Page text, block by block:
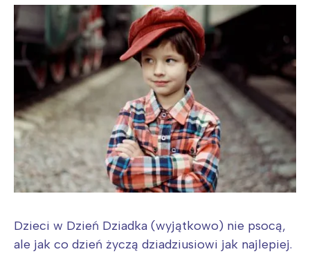
Dzieci w Dzień Dziadka (wyjątkowo) nie psocą,
ale jak co dzień życzą dziadziusiowi jak najlepiej.
tego regionu:
Warszawa
Łódź
Trójmiasto
Poznań
Wrocław
Śląsk
Kraków
Południe
Północ
Wszystkie
Wybieram